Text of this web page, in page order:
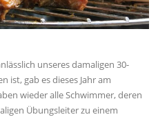
unseres damaligen 30-
ist, gab es dieses Jahr am
wieder alle Schwimmer, deren
Übungsleiter zu einem